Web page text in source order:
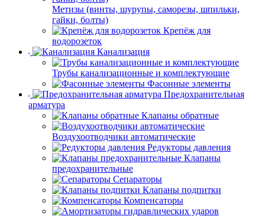
Метизы (винты, шурупы, саморезы, шпильки,
гайки, болты)
Крепёж для
водорозеток
Канализация
Трубы канализационные и комплектующие
Фасонные элементы
Предохранительная
арматура
Клапаны обратные
Воздухоотводчики автоматические
Редукторы давления
Клапаны
предохранительные
Сепараторы
Клапаны подпитки
Компенсаторы